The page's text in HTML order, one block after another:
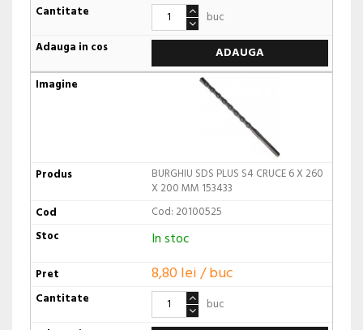
buc
ADAUGA
BURGHIU SDS PLUS S4 CRUCE 6 X 260
X 200 MM 153433
Cod: 20100525
In stoc
8,80 lei / buc
buc